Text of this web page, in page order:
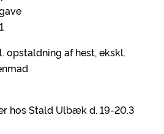
opstaldning af hest, ekskl.
hos Stald Ulbæk d. 19-20.3